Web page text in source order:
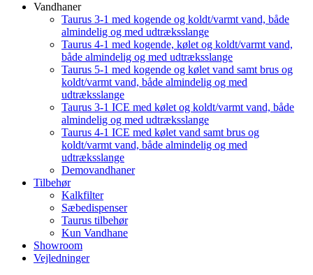
Vandhaner
Taurus 3-1 med kogende og koldt/varmt vand, både
almindelig og med udtræksslange
Taurus 4-1 med kogende, kølet og koldt/varmt vand,
både almindelig og med udtræksslange
Taurus 5-1 med kogende og kølet vand samt brus og
koldt/varmt vand, både almindelig og med
udtræksslange
Taurus 3-1 ICE med kølet og koldt/varmt vand, både
almindelig og med udtræksslange
Taurus 4-1 ICE med kølet vand samt brus og
koldt/varmt vand, både almindelig og med
udtræksslange
Demovandhaner
Tilbehør
Kalkfilter
Sæbedispenser
Taurus tilbehør
Kun Vandhane
Showroom
Vejledninger